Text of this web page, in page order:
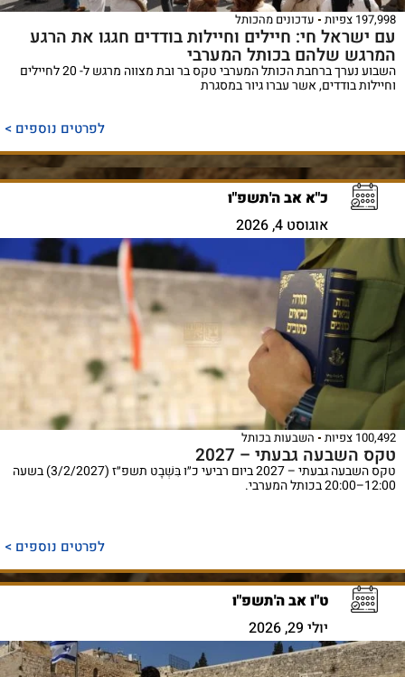
197,998 צפיות עדכונים מהכותל
עם ישראל חי: חיילים וחיילות בודדים חגגו את הרגע
המרגש שלהם בכותל המערבי
השבוע נערך ברחבת הכותל המערבי טקס בר ובת מצווה מרגש ל- 20 לחיילים
וחיילות בודדים, אשר עברו גיור במסגרת
לפרטים נוספים >
כ"א אב ה'תשפ"ו
אוגוסט 4, 2026
100,492 צפיות השבעות בכותל
טקס השבעה גבעתי – 2027
טקס השבעה גבעתי – 2027 ביום רביעי כ״ו בִּשְׁבָט תשפ״ז (3/2/2027) בשעה
12:00–20:00 בכותל המערבי.
לפרטים נוספים >
ט"ו אב ה'תשפ"ו
יולי 29, 2026